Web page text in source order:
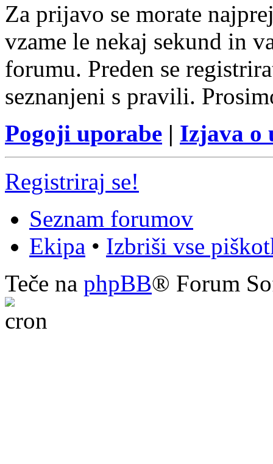
Za prijavo se morate
vzame le nekaj sekund in
forumu. Preden se
seznanjeni s pravili.
Pogoji uporabe | Izjava o
Registriraj se!
Seznam forumov
Ekipa • Izbriši vse
Teče na phpBB® Forum